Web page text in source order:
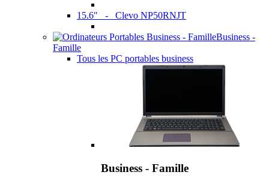
15.6" - Clevo NP50RNJT
Business -
Famille
Tous les PC portables business
Business - Famille